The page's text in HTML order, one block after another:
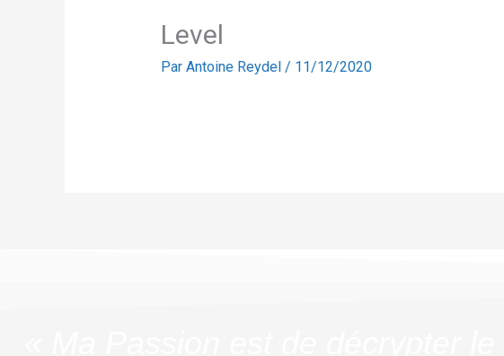
Level
Par Antoine Reydel / 11/12/2020